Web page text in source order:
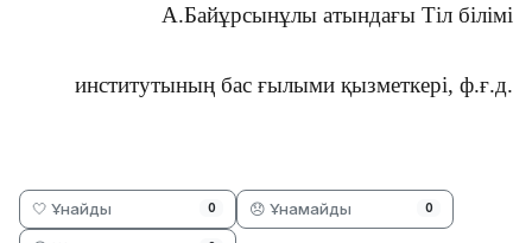
А.Байұрсынұлы атындағы Тіл білімі
институтының бас ғылыми қызметкері, ф.ғ.д.
🤍 Ұнайды 0 😞 Ұнамайды 0